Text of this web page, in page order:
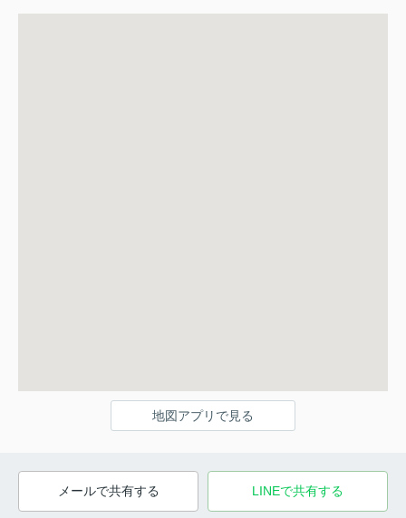
地図アプリで見る
メールで共有する LINEで共有する